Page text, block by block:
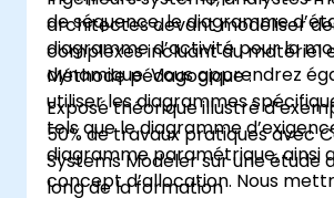
de séquence, le diagramme
diagramme d’activité pour la
dynamique. Vous apprendrez
utiliser les diagrammes
tels que le diagramme
diagramme paramétrique, ainsi
concept d’allocation. Nous
architectes devant modéliser
complexes incluant du matériel
Méthode pédagogique :
Exposé théorique illustré
50% de travaux pratiques avec
Systems Modeler sur une étude
long de la formation